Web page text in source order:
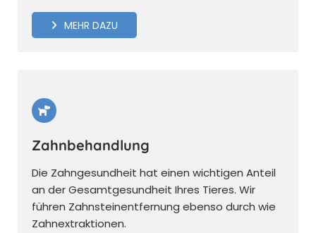
MEHR DAZU
Zahnbehandlung
Die Zahngesundheit hat einen wichtigen Anteil
an der Gesamtgesundheit Ihres Tieres. Wir
führen Zahnsteinentfernung ebenso durch wie
Zahnextraktionen.